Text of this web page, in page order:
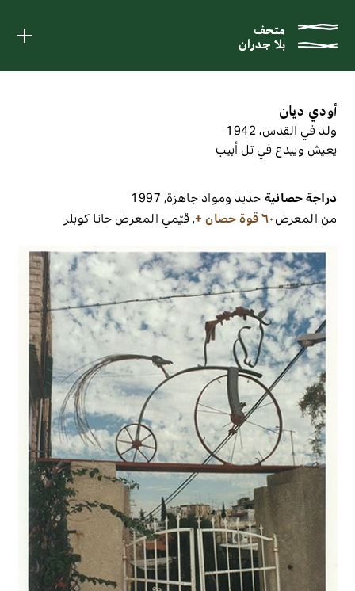
متحف
بلا جدران
متحف
بلا جدران
أودي ديان
ولد في القدس، 1942
يعيش ويبدع في تل أبيب
دراجة حصانيةحديد ومواد جاهزة,
1997
من المعرض٦٠ قوة حصان + ,قيّمي المعرضحانا كوبلر